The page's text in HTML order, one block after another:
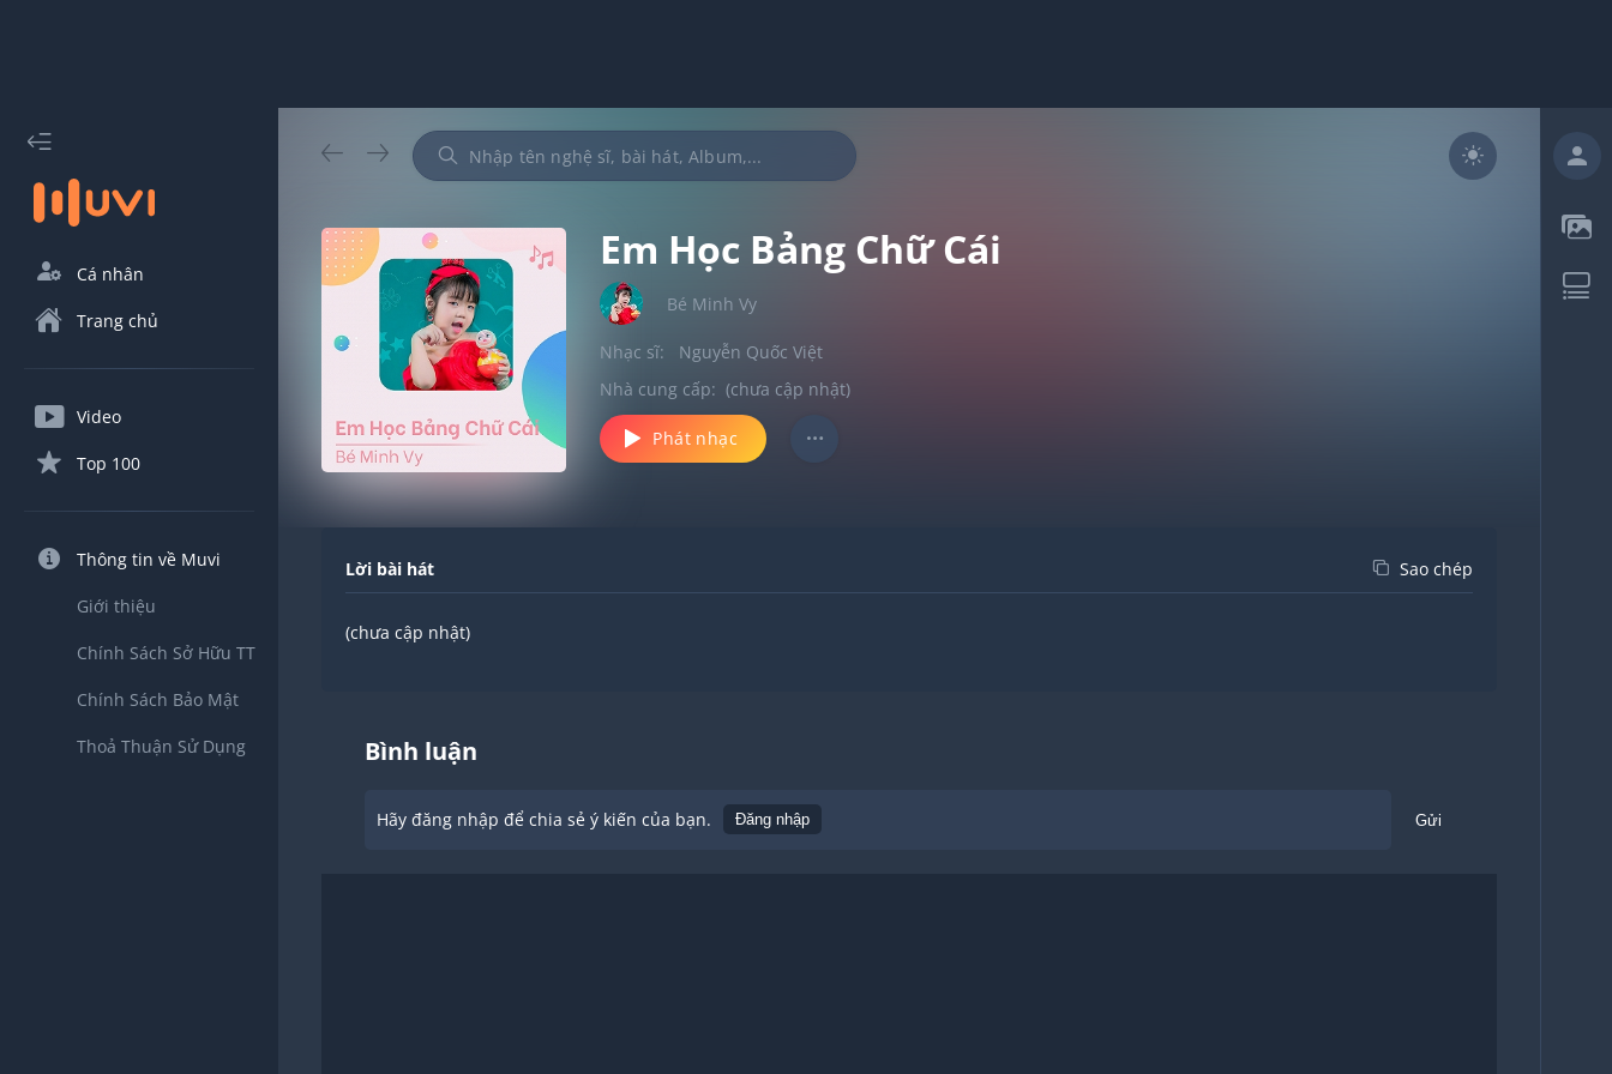
Cá nhân
Trang chủ
Video
Top 100
Thông tin về Muvi
Giới thiệu
Chính Sách Sở Hữu TT
Chính Sách Bảo Mật
Thoả Thuận Sử Dụng
Em Học Bảng Chữ Cái
Bé Minh Vy
Nhạc sĩ: Nguyễn Quốc Việt
Nhà cung cấp: (chưa cập nhật)
Phát nhạc
Lời bài hát Sao chép
(chưa cập nhật)
Bình luận
Gửi
Hãy đăng nhập để chia sẻ ý kiến của bạn. Đăng nhập